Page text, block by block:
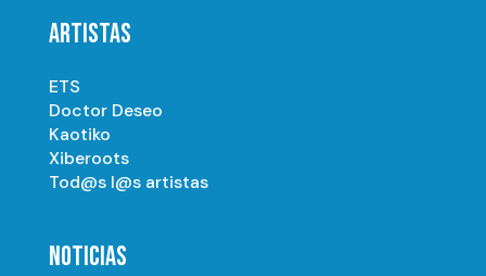
ARTISTAS
ETS
Doctor Deseo
Kaotiko
Xiberoots
Tod@s l@s artistas
NOTICIAS